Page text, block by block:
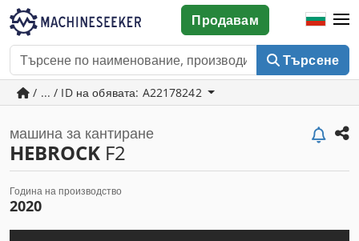
Търсене
Продавам
/ ... / ID на обявата: A22178242
машина за кантиране
HEBROCK F2
Година на производство
2020